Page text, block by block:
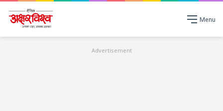
Menu
Advertisement